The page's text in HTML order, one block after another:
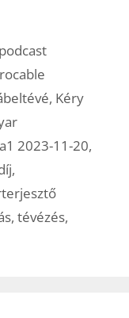
podcast
, Kéry
2023-11-20,
,
, tévézés,